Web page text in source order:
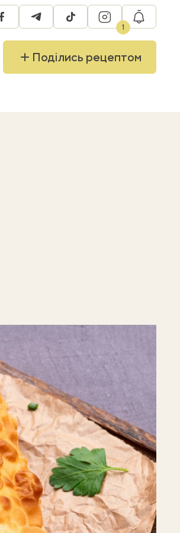
facebooktelegramtiktok instagram
1
Поділись рецептом